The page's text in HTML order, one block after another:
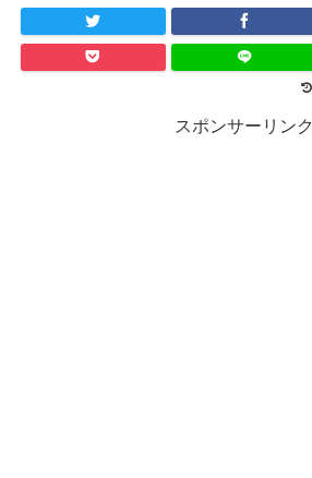
スポンサーリンク